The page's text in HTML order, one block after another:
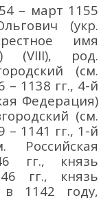
– март 1155
(укр.
имя
(VIII), род.
(см.
– 1138 гг., 4-й
Федерация)
(см.
– 1141 гг., 1-й
Российская
гг., князь
гг., князь
в 1142 году,